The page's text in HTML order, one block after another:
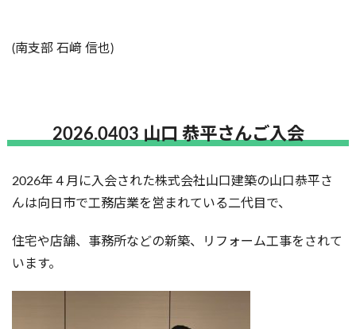
(南支部 石﨑 信也)
2026.0403 山口 恭平さんご入会
2026年４月に入会された株式会社山口建築の山口恭平さ
んは向日市で工務店業を営まれている二代目で、
住宅や店舗、事務所などの新築、リフォーム工事をされて
います。